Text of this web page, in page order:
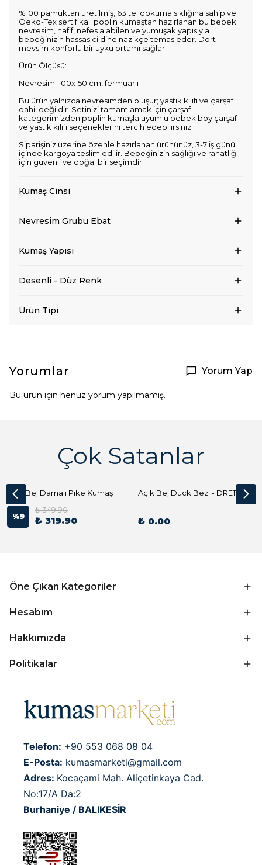
%100 pamuktan üretilmiş, 63 tel dokuma sıklığına sahip ve
Oeko-Tex sertifikalı poplin kumaştan hazırlanan bu bebek
nevresim, hafif, nefes alabilen ve yumuşak yapısıyla
bebeğinizin hassas cildine nazikçe temas eder. Dört
mevsim konforlu bir uyku ortamı sağlar.
Ürün Ölçüsü:
Nevresim: 100x150 cm, fermuarlı
Bu ürün yalnızca nevresimden oluşur; yastık kılıfı ve çarşaf
dahil değildir. Setinizi tamamlamak için çarşaf
kategorimizden poplin kumaşla uyumlu bebek boy çarşaf
ve yastık kılıfı seçeneklerini tercih edebilirsiniz.
Siparişiniz üzerine özenle hazırlanan ürününüz, 3-7 iş günü
içinde kargoya teslim edilir. Bebeğinizin sağlığı ve rahatlığı
için güvenli ve doğal bir seçimdir.
Kumaş Cinsi
Nevresim Grubu Ebat
Kumaş Yapısı
Desenli - Düz Renk
Ürün Tipi
Yorumlar Yorum Yap
Bu ürün için henüz yorum yapılmamış.
Çok Satanlar
Açık Bej Damalı Pike Kumaş
%9
₺ 349.90
₺ 319.90
Açık Bej Duck Bezi - DRE1144 Kumaş Peçete
₺ 0.00
Öne Çıkan Kategoriler
Hesabım
Hakkımızda
Politikalar
Telefon: +90 553 068 08 04
E-Posta: kumasmarketi@gmail.com
Adres: Kocaçami Mah. Aliçetinkaya Cad.
No:17/A Da:2
Burhaniye / BALIKESİR